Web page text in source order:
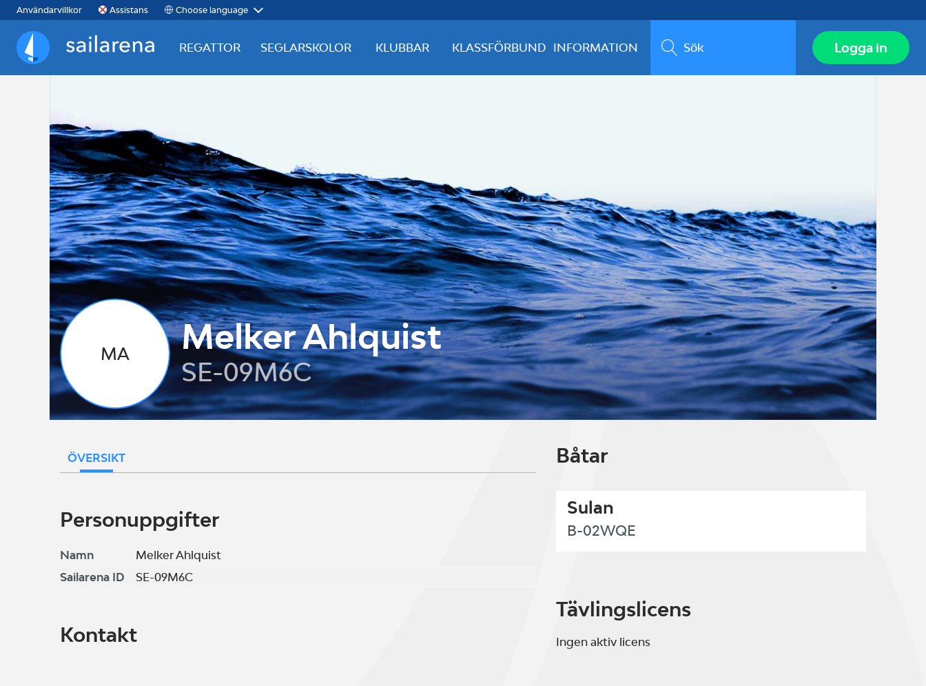
Användarvillkor Assistans Choose language
Sailarena
REGATTOR SEGLARSKOLOR KLUBBAR KLASSFÖRBUND INFORMATION Sök Logga in
MA Melker Ahlquist
SE-09M6C
ÖVERSIKT
Personuppgifter
Namn
Melker Ahlquist
Sailarena ID
SE-09M6C
Kontakt
Båtar
Sulan
B-02WQE
Tävlingslicens
Ingen aktiv licens